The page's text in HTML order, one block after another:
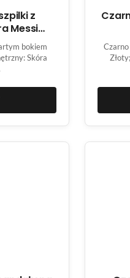
z
Messi
bokiem
Skóra